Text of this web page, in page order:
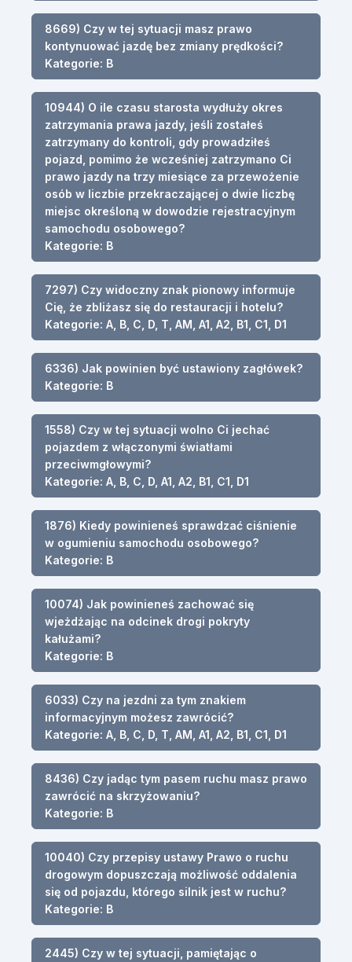
8669) Czy w tej sytuacji masz prawo
kontynuować jazdę bez zmiany prędkości?
Kategorie: B
10944) O ile czasu starosta wydłuży okres
zatrzymania prawa jazdy, jeśli zostałeś
zatrzymany do kontroli, gdy prowadziłeś
pojazd, pomimo że wcześniej zatrzymano Ci
prawo jazdy na trzy miesiące za przewożenie
osób w liczbie przekraczającej o dwie liczbę
miejsc określoną w dowodzie rejestracyjnym
samochodu osobowego?
Kategorie: B
7297) Czy widoczny znak pionowy informuje
Cię, że zbliżasz się do restauracji i hotelu?
Kategorie: A, B, C, D, T, AM, A1, A2, B1, C1, D1
6336) Jak powinien być ustawiony zagłówek?
Kategorie: B
1558) Czy w tej sytuacji wolno Ci jechać
pojazdem z włączonymi światłami
przeciwmgłowymi?
Kategorie: A, B, C, D, A1, A2, B1, C1, D1
1876) Kiedy powinieneś sprawdzać ciśnienie
w ogumieniu samochodu osobowego?
Kategorie: B
10074) Jak powinieneś zachować się
wjeżdżając na odcinek drogi pokryty
kałużami?
Kategorie: B
6033) Czy na jezdni za tym znakiem
informacyjnym możesz zawrócić?
Kategorie: A, B, C, D, T, AM, A1, A2, B1, C1, D1
8436) Czy jadąc tym pasem ruchu masz prawo
zawrócić na skrzyżowaniu?
Kategorie: B
10040) Czy przepisy ustawy Prawo o ruchu
drogowym dopuszczają możliwość oddalenia
się od pojazdu, którego silnik jest w ruchu?
Kategorie: B
2445) Czy w tej sytuacji, pamiętając o